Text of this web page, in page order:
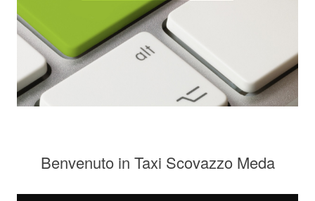
Benvenuto in Taxi Scovazzo Meda